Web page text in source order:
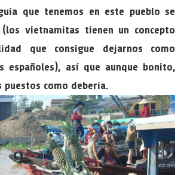
que tenemos en este pueblo se
vietnamitas tienen un concepto
que consigue dejarnos como
españoles), así que aunque bonito,
como debería.